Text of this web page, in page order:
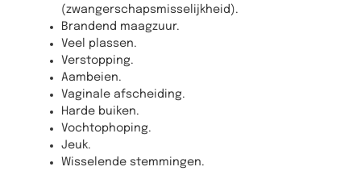
(zwangerschapsmisselijkheid).
Brandend maagzuur.
Veel plassen.
Verstopping.
Aambeien.
Vaginale afscheiding.
Harde buiken.
Vochtophoping.
Jeuk.
Wisselende stemmingen.